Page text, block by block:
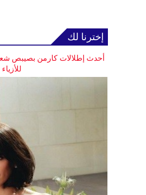
إخترنا لك
أحدث إطلالات كارمن بصيبص
للأزياء